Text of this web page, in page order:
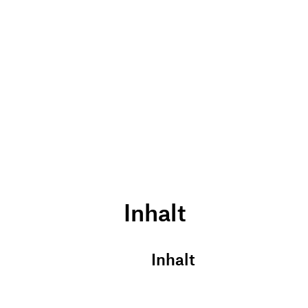
Inhalt
Inhalt